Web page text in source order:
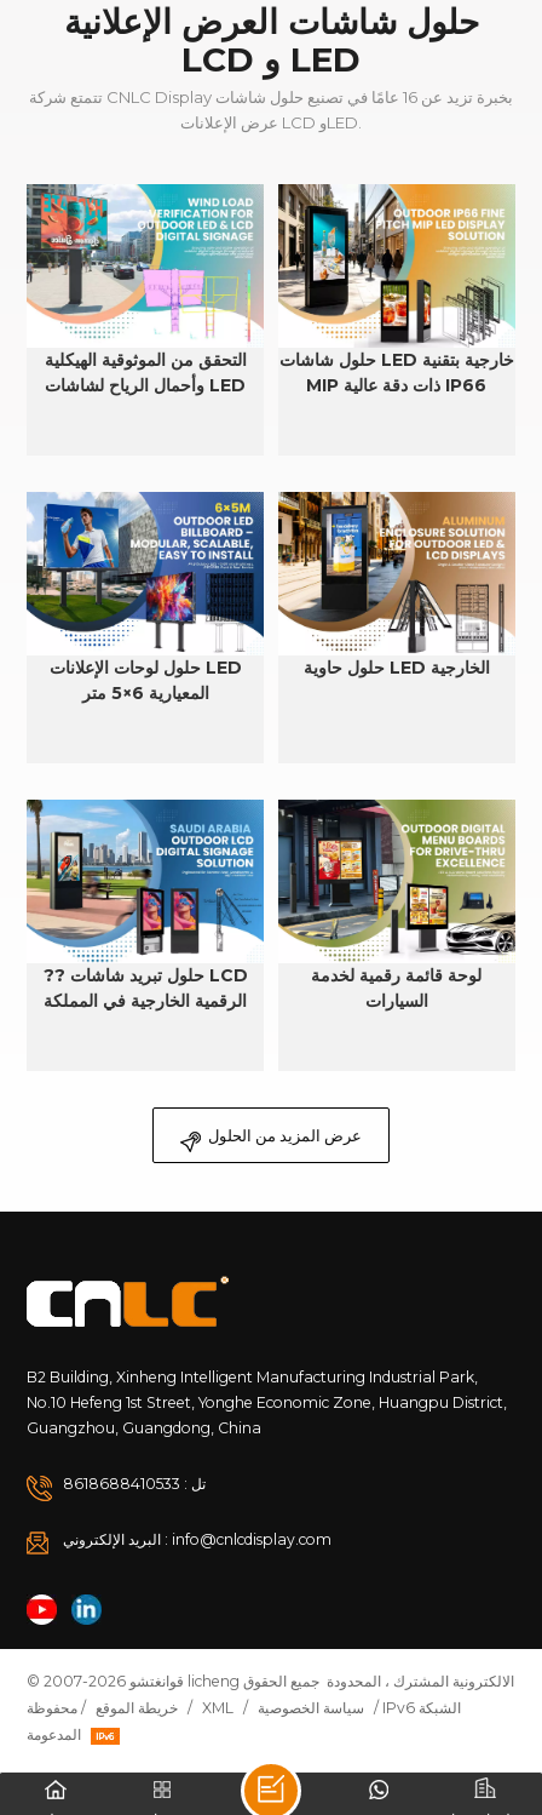
حلول شاشات العرض الإعلانية
LCD و LED
تتمتع شركة CNLC Display بخبرة تزيد عن 16 عامًا في تصنيع حلول شاشات
عرض الإعلانات LCD وLED.
التحقق من الموثوقية الهيكلية
وأحمال الرياح لشاشات LED
حلول شاشات LED خارجية بتقنية
MIP ذات دقة عالية IP66
حلول لوحات الإعلانات LED
المعيارية 6×5 متر
حلول حاوية LED الخارجية
?? حلول تبريد شاشات LCD
الرقمية الخارجية في المملكة
لوحة قائمة رقمية لخدمة
السيارات
عرض المزيد من الحلول
B2 Building, Xinheng Intelligent Manufacturing Industrial Park,
No.10 Hefeng 1st Street, Yonghe Economic Zone, Huangpu District,
Guangzhou, Guangdong, China
تل : 8618688410533
البريد الإلكتروني : info@cnlcdisplay.com
© 2007-2026 قوانغتشو licheng الالكترونية المشترك ، المحدودة جميع الحقوق
محفوظة / خريطة الموقع / XML / سياسة الخصوصية / IPv6 الشبكة